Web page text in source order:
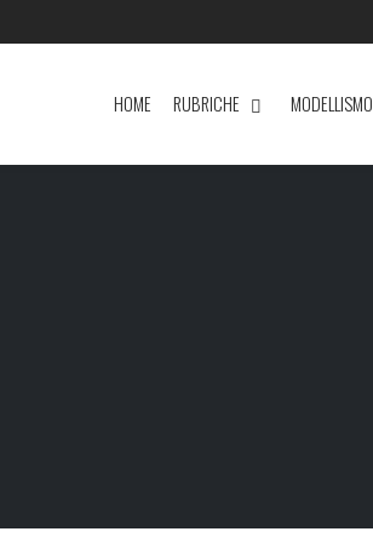
HOME RUBRICHE MODELLISMO